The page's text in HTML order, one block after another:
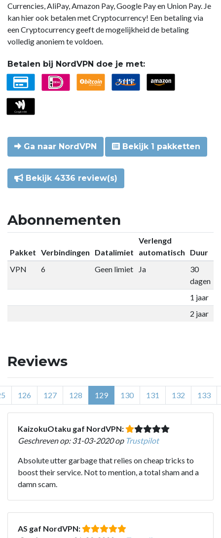
Currencies, AliPay, Amazon Pay, Google Pay en Union Pay. Je
kan hier ook betalen met Cryptocurrency! Een betaling via
een Cryptocurrency geeft de mogelijkheid de betaling
volledig anoniem te voldoen.
Betalen bij NordVPN doe je met:
Ga naar NordVPN Bekijk 1 pakketten
Bekijk 4336 review(s)
Abonnementen
Pakket Verbindingen Datalimiet
Verlengd
automatisch
Duur
VPN
6 Geen limiet Ja
30
dagen
1 jaar
2 jaar
Reviews
126 127 128 129 130 131 132 133
KaizokuOtaku gaf NordVPN:
Geschreven op: 31-03-2020 op Trustpilot
Absolute utter garbage that relies on cheap tricks to
boost their service. Not to mention, a total sham and a
damn scam.
AS gaf NordVPN: